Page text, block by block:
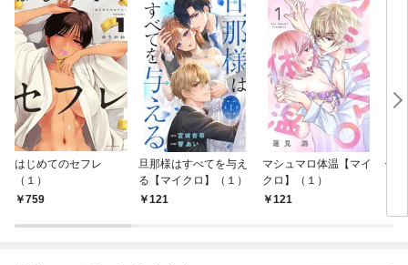
はじめてのセフレ
（１）
759
旦那様はすべてを与え
る【マイクロ】（１）
121
マシュマロ体温【マイ
クロ】（１）
121
信